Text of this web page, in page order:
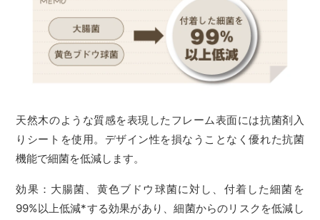
天然木のような質感を表現したフレーム表面には抗菌剤入
りシートを使用。デザイン性を損なうことなく優れた抗菌
機能で細菌を低減します。
効果：大腸菌、黄色ブドウ球菌に対し、付着した細菌を
99%以上低減*する効果があり、細菌からのリスクを低減し